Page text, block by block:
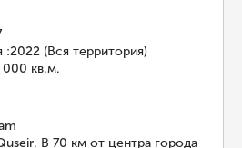
:2022 (Вся территория)
000 кв.м.
В 70 км от центра города